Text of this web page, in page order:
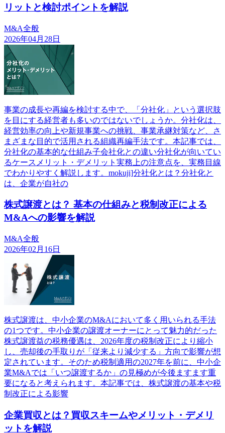
リットと検討ポイントを解説
M&A全般
2026年04月28日
事業の成長や再編を検討する中で、「分社化」という選択肢
を目にする経営者も多いのではないでしょうか。分社化は、
経営効率の向上や新規事業への挑戦、事業承継対策など、さ
まざまな目的で活用される組織再編手法です。本記事では、
分社化の基本的な仕組み子会社化との違い分社化が向いてい
るケースメリット・デメリット実務上の注意点を、実務目線
でわかりやすく解説します。mokuji]分社化とは？分社化と
は、企業が自社の
株式譲渡とは？ 基本の仕組みと税制改正による
M&Aへの影響を解説
M&A全般
2026年02月16日
株式譲渡は、中小企業のM&Aにおいて多く用いられる手法
の1つです。中小企業の譲渡オーナーにとって魅力的だった
株式譲渡益の税務優遇は、2026年度の税制改正により縮小
し、売却後の手取りが「従来より減少する」方向で影響が想
定されています。そのため税制適用の2027年を前に、中小企
業M&Aでは「いつ譲渡するか」の見極めが今後ますます重
要になると考えられます。本記事では、株式譲渡の基本や税
制改正による影響
企業買収とは？買収スキームやメリット・デメリ
ットを解説